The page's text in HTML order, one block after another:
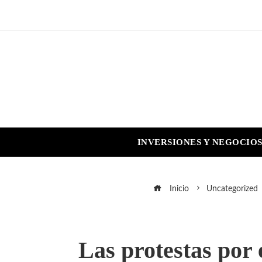
INVERSIONES Y NEGOCIOS
Inicio Uncategorized
Las protestas por